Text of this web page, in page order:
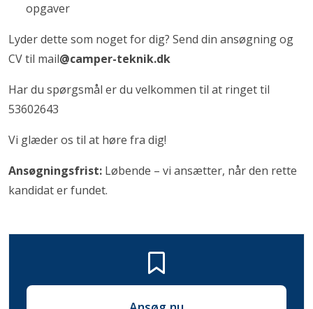
opgaver
Lyder dette som noget for dig? Send din ansøgning og
CV til mail@camper-teknik.dk
Har du spørgsmål er du velkommen til at ringet til
53602643
Vi glæder os til at høre fra dig!
Ansøgningsfrist: Løbende – vi ansætter, når den rette
kandidat er fundet.